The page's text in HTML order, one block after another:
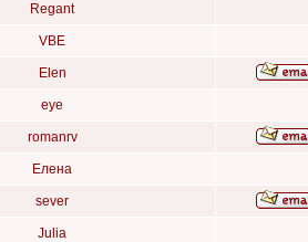
Regant
VBE
Elen
eye
romanrv
Елена
sever
Julia